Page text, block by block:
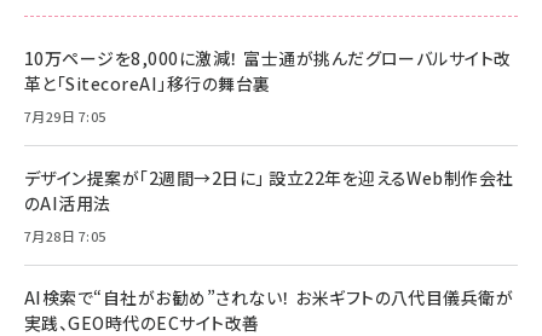
10万ページを8,000に激減！ 富士通が挑んだグローバルサイト改
革と「SitecoreAI」移行の舞台裏
7月29日 7:05
デザイン提案が「2週間→2日に」 設立22年を迎えるWeb制作会社
のAI活用法
7月28日 7:05
AI検索で“自社がお勧め”されない！ お米ギフトの八代目儀兵衛が
実践、GEO時代のECサイト改善